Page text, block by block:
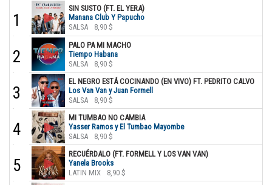
1
SIN SUSTO (FT. EL YERA)
Manana Club Y Papucho
SALSA
8,90 $
2
PALO PA MI MACHO
Tiempo Habana
SALSA
8,90 $
3
EL NEGRO ESTÁ COCINANDO (EN VIVO) FT. PEDRITO CALVO
Los Van Van y Juan Formell
SALSA
8,90 $
4
MI TUMBAO NO CAMBIA
Yasser Ramos y El Tumbao Mayombe
SALSA
8,90 $
5
RECUÉRDALO (FT. FORMELL Y LOS VAN VAN)
Yanela Brooks
LATIN MIX
8,90 $